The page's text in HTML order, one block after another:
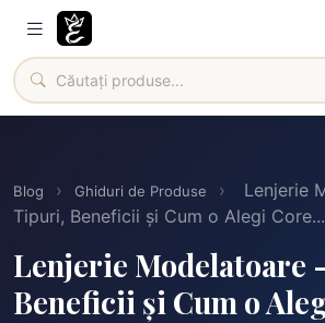
Blog › Ghiduri de Produse ›
Lenjerie
Tipuri, Beneficii și Cum o Alegi Core...
Lenjerie Modelatoare
Beneficii și Cum o